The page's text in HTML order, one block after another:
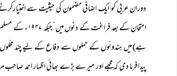
دوران عربی کو ایک اضافی مضمون کی حیثیت سے
امتحان کے
ہے) میں ہندوئوں کے حملوں سے دفاع کے لیے چند محلّوں
پیدا فرما دی کہ مجھے اور میرے بڑے بھائی اظہار احمد صاحب